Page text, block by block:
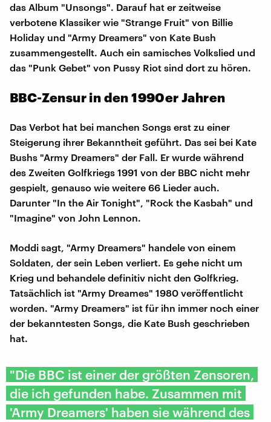
das Album "Unsongs". Darauf hat er zeitweise
verbotene Klassiker wie "Strange Fruit" von Billie
Holiday und "Army Dreamers" von Kate Bush
zusammengestellt. Auch ein samisches Volkslied und
das "Punk Gebet" von Pussy Riot sind dort zu hören.
BBC-Zensur in den 1990er Jahren
Das Verbot hat bei manchen Songs erst zu einer
Steigerung ihrer Bekanntheit geführt. Das sei bei Kate
Bushs "Army Dreamers" der Fall. Er wurde während
des Zweiten Golfkriegs 1991 von der BBC nicht mehr
gespielt, genauso wie weitere 66 Lieder auch.
Darunter "In the Air Tonight", "Rock the Kasbah" und
"Imagine" von John Lennon.
Moddi sagt, "Army Dreamers" handele von einem
Soldaten, der sein Leben verliert. Es gehe nicht um
Krieg und behandele definitiv nicht den Golfkrieg.
Tatsächlich ist "Army Dreames" 1980 veröffentlicht
worden. "Army Dreamers" ist für ihn immer noch einer
der bekanntesten Songs, die Kate Bush geschrieben
hat.
"Die BBC ist einer der größten Zensoren,
die ich gefunden habe. Zusammen mit
'Army Dreamers' haben sie während des